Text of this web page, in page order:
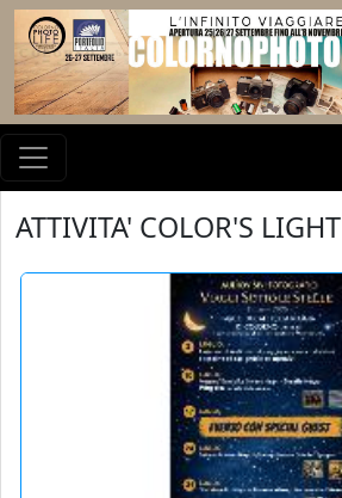
ATTIVITA' COLOR'S LIGHT